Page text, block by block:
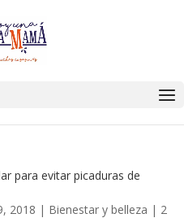
para evitar picaduras de
2018 | Bienestar y belleza | 2